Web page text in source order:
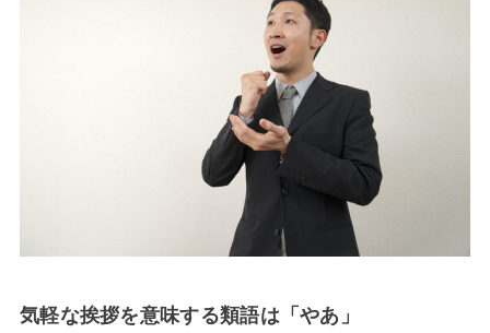
気軽な挨拶を意味する類語は「やあ」